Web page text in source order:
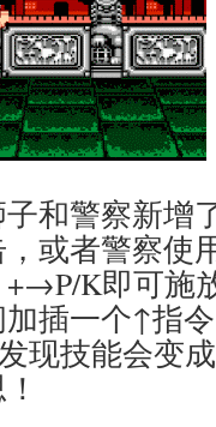
子和警察新增
或者警察使
K即可施
插一个↑指
现技能会变